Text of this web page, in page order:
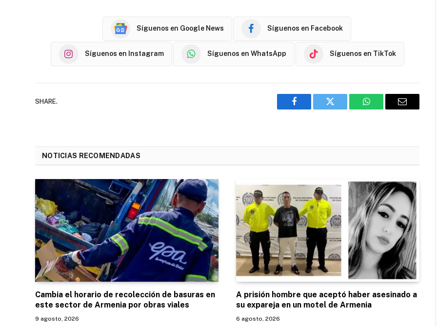
Síguenos en Google News Síguenos en Facebook
Síguenos en Instagram Síguenos en WhatsApp Síguenos en TikTok
SHARE.
Facebook Twitter WhatsAppEmail
NOTICIAS RECOMENDADAS
Cambia el horario de recolección de basuras en
este sector de Armenia por obras viales
9 agosto, 2026
A prisión hombre que aceptó haber asesinado a
su expareja en un motel de Armenia
6 agosto, 2026